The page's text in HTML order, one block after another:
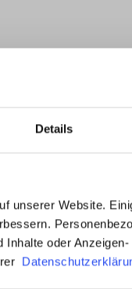
Details
unserer Website.
oder